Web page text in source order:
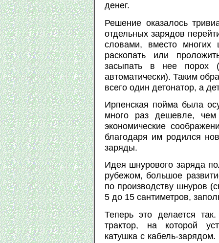
денег.
Решение оказалось
отдельных зарядов
словами, вместо многих
раскопать или
засыпать в нее порох
автоматически). Таким
всего один детонатор, а
Ирпенская пойма была
много раз дешевле,
экономические
благодаря им родился
заряды.
Идея шнурового заряда
рубежом, большое
по производству шнуров
5 до 15 сантиметров,
Теперь это делается
трактор, на которой
катушка с кабель-